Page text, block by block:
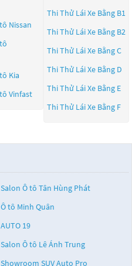
Nissan
Kia
Vinfast
Thi Thử Lái Xe Bằng B1
Thi Thử Lái Xe Bằng B2
Thi Thử Lái Xe Bằng C
Thi Thử Lái Xe Bằng D
Thi Thử Lái Xe Bằng E
Thi Thử Lái Xe Bằng F
Salon Ô tô Tân Hùng Phát
Ô tô Minh Quân
AUTO 19
Salon Ô tô Lê Ánh Trung
Showroom SUV Auto Pro